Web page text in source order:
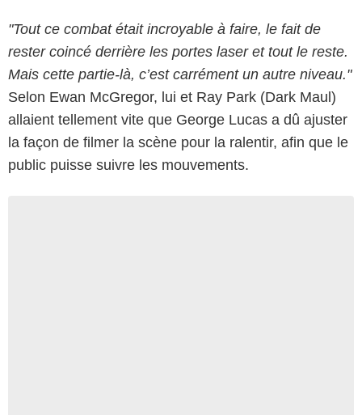
"Tout ce combat était incroyable à faire, le fait de
rester coincé derrière les portes laser et tout le reste.
Mais cette partie-là, c’est carrément un autre niveau."
Selon Ewan McGregor, lui et Ray Park (Dark Maul)
allaient tellement vite que George Lucas a dû ajuster
la façon de filmer la scène pour la ralentir, afin que le
public puisse suivre les mouvements.